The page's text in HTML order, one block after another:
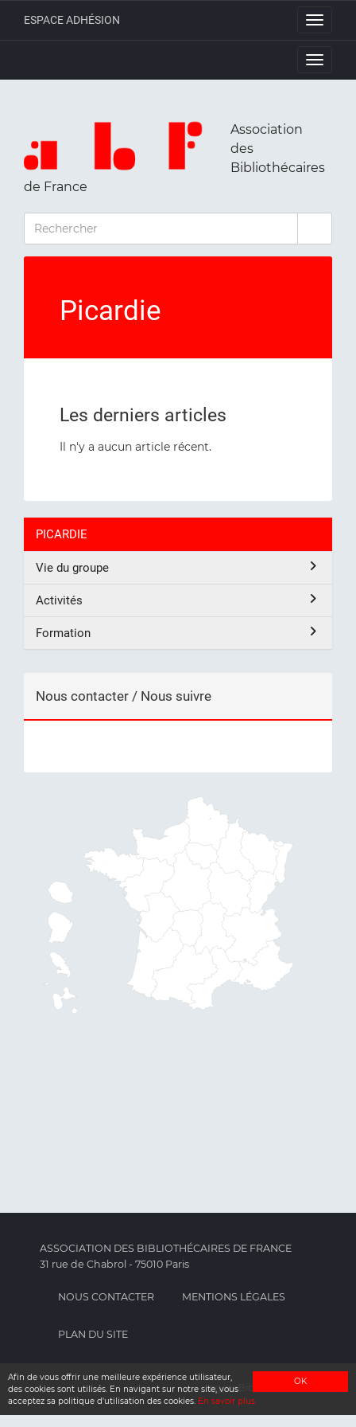
OK
Afin de vous offrir une meilleure expérience utilisateur,
des cookies sont utilisés. En navigant sur notre site, vous
acceptez sa politique d'utilisation des cookies. En savoir plus
Toggle
ESPACE ADHÉSION
Toggle
Association
des
Bibliothécaires
de France
RECHERCHER
Picardie
Les derniers articles
Il n'y a aucun article récent.
PICARDIE
Vie du groupe
Activités
Formation
Nous contacter / Nous suivre
ASSOCIATION DES BIBLIOTHÉCAIRES DE FRANCE
31 rue de Chabrol - 75010 Paris
NOUS CONTACTER MENTIONS LÉGALES
PLAN DU SITE
agoraBib